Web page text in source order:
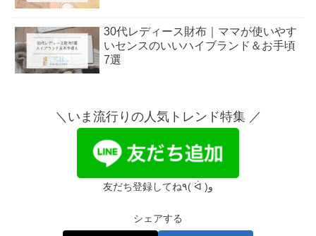
30代レディース財布｜ママが使いやす
いセンスのいいハイブランド＆お手頃
7選
すめクリニック5選
名古屋でソプラノチタニウム・アイス
プラチナムが安いクリニック5選
買ってよかったダイエット器具8選｜
＼いま流行りの人気トレンド特集 ／
友だち登録してね٩( ᐛ )و
シェアする